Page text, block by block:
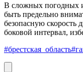
В сложных погодных
быть предельно
безопасную скорость
боковой интервал,
#брестская_область